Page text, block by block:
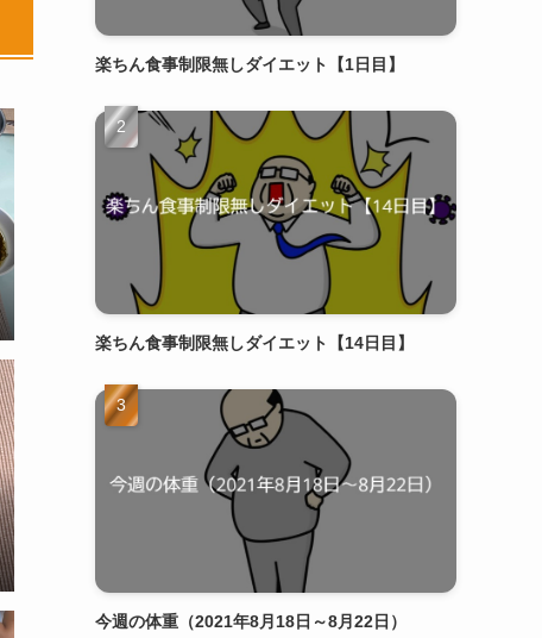
楽ちん食事制限無しダイエット【1日目】
楽ちん食事制限無しダイエット【14日目】
今週の体重（2021年8月18日～8月22日）